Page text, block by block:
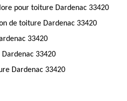
pour toiture Dardenac 33420
de toiture Dardenac 33420
33420
33420
Dardenac 33420